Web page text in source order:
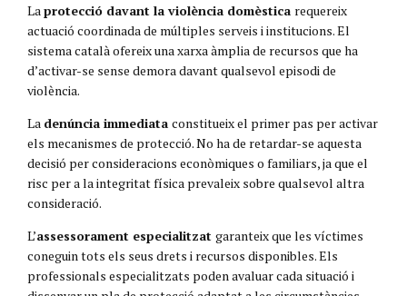
La protecció davant la violència domèstica requereix
actuació coordinada de múltiples serveis i institucions. El
sistema català ofereix una xarxa àmplia de recursos que ha
d’activar-se sense demora davant qualsevol episodi de
violència.
La denúncia immediata constitueix el primer pas per activar
els mecanismes de protecció. No ha de retardar-se aquesta
decisió per consideracions econòmiques o familiars, ja que el
risc per a la integritat física prevaleix sobre qualsevol altra
consideració.
L’assessorament especialitzat garanteix que les víctimes
coneguin tots els seus drets i recursos disponibles. Els
professionals especialitzats poden avaluar cada situació i